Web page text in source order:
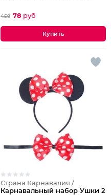
459 78 руб
Страна Карнавалия /
Карнавальный набор Ушки 2